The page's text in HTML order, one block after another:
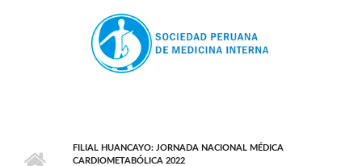
FILIAL HUANCAYO: JORNADA NACIONAL MÉDICA
CARDIOMETABÓLICA 2022